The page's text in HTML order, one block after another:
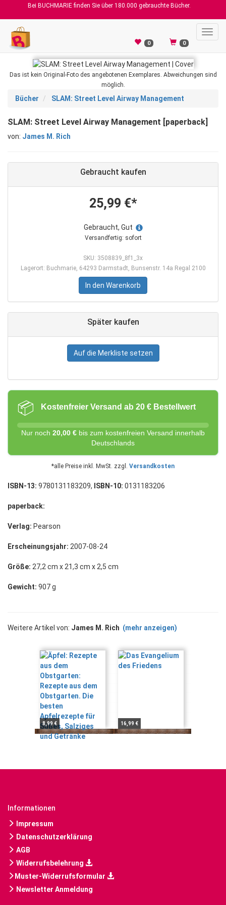
Bei BUCHMARIE finden Sie über 180.000 gebrauchte Bücher.
0 0
Das ist kein Original-Foto des angebotenen Exemplares. Abweichungen sind
möglich.
Bücher SLAM: Street Level Airway Management
SLAM: Street Level Airway Management [paperback]
von: James M. Rich
Gebraucht kaufen
25,99 €*
Gebraucht, Gut
Versandfertig: sofort
SKU: 3508839_8f1_3x
Lagerort: Buchmarie, 64293 Darmstadt, Bunsenstr. 14a Regal 2100
In den Warenkorb
Später kaufen
Auf die Merkliste setzen
📦 Kostenfreier Versand ab 20 € Bestellwert
Nur noch 20,00 € bis zum kostenfreien Versand innerhalb
Deutschlands
*alle Preise inkl. MwSt. zzgl. Versandkosten
ISBN-13: 9780131183209, ISBN-10: 0131183206
paperback:
Verlag: Pearson
Erscheinungsjahr: 2007-08-24
Größe: 27,2 cm x 21,3 cm x 2,5 cm
Gewicht: 907 g
Weitere Artikel von: James M. Rich (mehr anzeigen)
8,99 € 16,99 €
Informationen
Impressum
Datenschutzerklärung
AGB
Widerrufsbelehrung
Muster-Widerrufsformular
Newsletter Anmeldung